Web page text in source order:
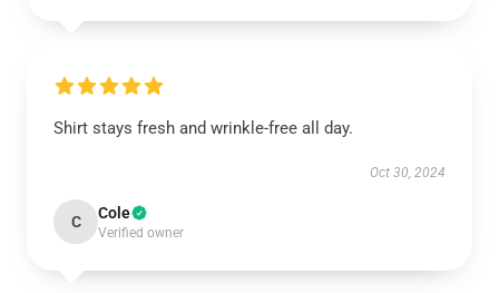
Shirt stays fresh and wrinkle-free all day.
Oct 30, 2024
C Cole
Verified owner